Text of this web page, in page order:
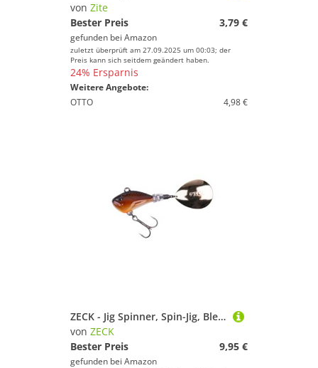
von Zite
Bester Preis
3,79 €
gefunden bei Amazon
zuletzt überprüft am 27.09.2025 um 00:03; der
Preis kann sich seitdem geändert haben.
24% Ersparnis
Weitere Angebote:
OTTO
4,98 €
ZECK - Jig Spinner, Spin-Jig, Bleikopfspinner, Kunstköder, Angelköder - Rogue Runner | 15 g - Motoroil
von ZECK
Bester Preis
9,95 €
gefunden bei Amazon